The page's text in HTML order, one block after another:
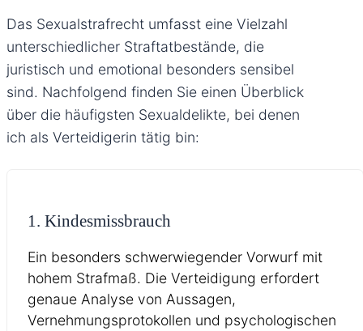
Das Sexualstrafrecht umfasst eine Vielzahl
unterschiedlicher Straftatbestände, die
juristisch und emotional besonders sensibel
sind. Nachfolgend finden Sie einen Überblick
über die häufigsten Sexualdelikte, bei denen
ich als Verteidigerin tätig bin:
1. Kindesmissbrauch
Ein besonders schwerwiegender Vorwurf mit
hohem Strafmaß. Die Verteidigung erfordert
genaue Analyse von Aussagen,
Vernehmungsprotokollen und psychologischen